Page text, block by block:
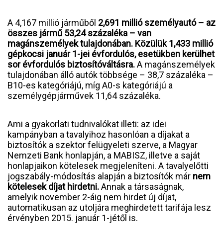
A 4,167 millió járműből 2,691 millió személyautó – az
összes jármű 53,24 százaléka – van
magánszemélyek tulajdonában. Közülük 1,433 millió
gépkocsi január 1-jei évfordulós, esetükben kerülhet
sor évfordulós biztosítóváltásra.A magánszemélyek
tulajdonában álló autók többsége – 38,7 százaléka –
B10-es kategóriájú, míg A0-s kategóriájú a
személygépjárművek 11,64 százaléka.
Ami a gyakorlati tudnivalókat illeti: az idei
kampányban a tavalyihoz hasonlóan a díjakat a
biztosítók a szektor felügyeleti szerve, a Magyar
Nemzeti Bank honlapján, a MABISZ, illetve a saját
honlapjaikon kötelesek megjeleníteni. A tavalyelőtti
jogszabály-módosítás alapján a biztosítók már nem
kötelesek díjat hirdetni.Annak a társaságnak,
amelyik november 2-áig nem hirdet új díjat,
automatikusan az utoljára meghirdetett tarifája lesz
érvényben 2015. január 1-jétől is.